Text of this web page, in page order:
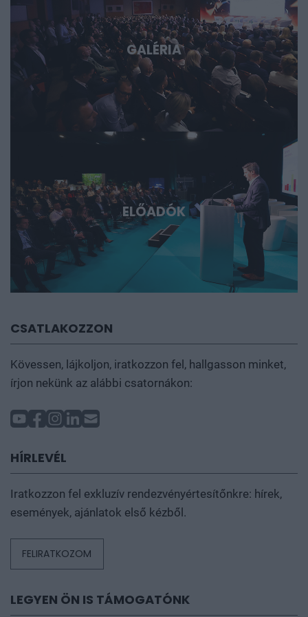
következő évtizedek legfontosabb technológiai sztorijaiba.
GALÉRIA
ELŐADÓK
CSATLAKOZZON
Kövessen, lájkoljon, iratkozzon fel, hallgasson minket,
írjon nekünk az alábbi csatornákon:
HÍRLEVÉL
Iratkozzon fel exkluzív rendezvényértesítőnkre: hírek,
események, ajánlatok első kézből.
FELIRATKOZOM
LEGYEN ÖN IS TÁMOGATÓNK